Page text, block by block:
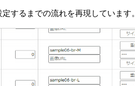
するまでの流れを再現しています。